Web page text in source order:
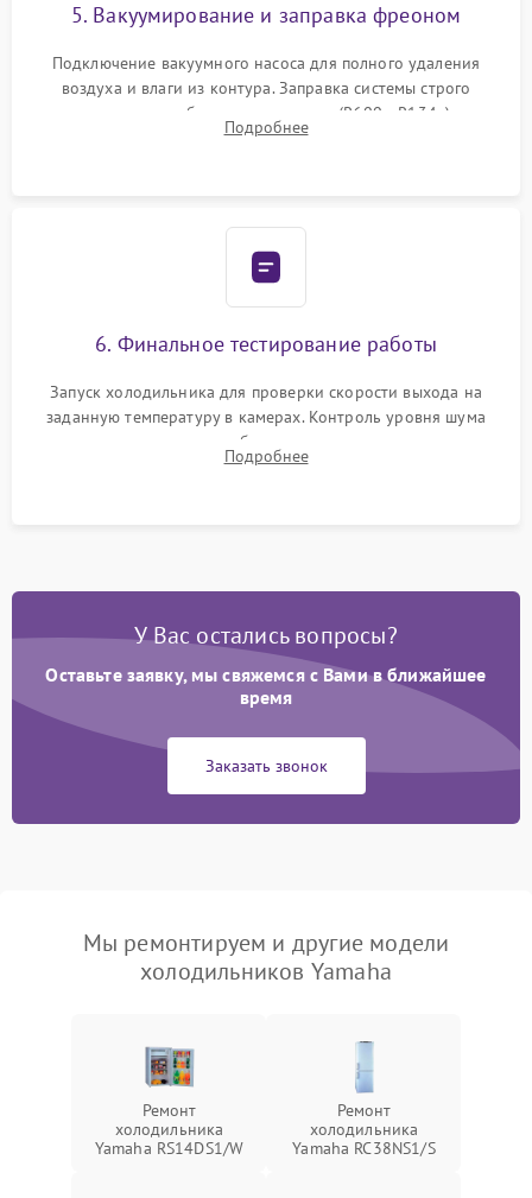
5. Вакуумирование и заправка фреоном
Подключение вакуумного насоса для полного удаления
воздуха и влаги из контура. Заправка системы строго
дозированным объемом хладагента (R600a, R134a) по
электронным весам. Контроль рабочего давления в системе.
Подробнее
6. Финальное тестирование работы
Запуск холодильника для проверки скорости выхода на
заданную температуру в камерах. Контроль уровня шума
компрессора, отсутствия обмерзания стенок и корректного
срабатывания системы автоматической оттайки.
Подробнее
У Вас остались вопросы?
Оставьте заявку, мы свяжемся с Вами в ближайшее
время
Заказать звонок
Мы ремонтируем и другие модели
холодильников Yamaha
Ремонт
холодильника
Yamaha RS14DS1/W
Ремонт
холодильника
Yamaha RC38NS1/S